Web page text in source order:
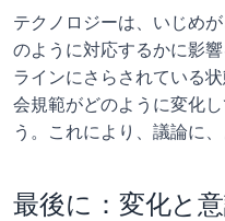
テクノロジーは、いじめ
のように対応するかに影
ラインにさらされている
会規範がどのように変化
う。これにより、議論に
最後に：変化と